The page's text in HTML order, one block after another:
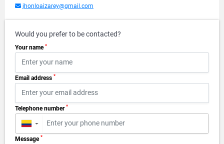
jhonloaizarey@gmail.com
Would you prefer to be contacted?
Your name *
Email address *
Telephone number *
▼
Message *